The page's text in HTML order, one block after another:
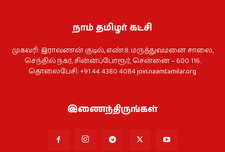
நாம் தமிழர் கட்சி
முகவரி: இராவணன் குடில், எண்.8. மருத்துவமனை சாலை,
செந்தில் நகர், சின்னப்போரூர், சென்னை – 600 116.
தொலைபேசி: +91 44 4380 4084join.naamtamilar.org
இணைந்திருங்கள்